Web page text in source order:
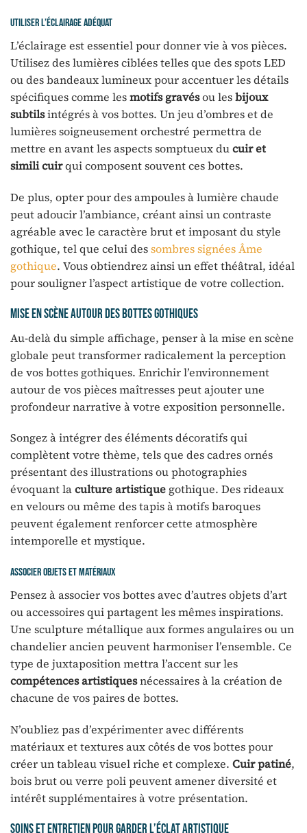
Utiliser l’éclairage adéquat
L’éclairage est essentiel pour donner vie à vos pièces.
Utilisez des lumières ciblées telles que des spots LED
ou des bandeaux lumineux pour accentuer les détails
spécifiques comme lesmotifs gravésou lesbijoux
subtilsintégrés à vos bottes. Un jeu d’ombres et de
lumières soigneusement orchestré permettra de
mettre en avant les aspects somptueux ducuir et
simili cuirqui composent souvent ces bottes.
De plus, opter pour des ampoules à lumière chaude
peut adoucir l’ambiance, créant ainsi un contraste
agréable avec le caractère brut et imposant du style
gothique, tel que celui dessombres signées Âme
gothique. Vous obtiendrez ainsi un effet théâtral, idéal
pour souligner l’aspect artistique de votre collection.
Mise en scène autour des bottes gothiques
Au-delà du simple affichage, penser à la mise en scène
globale peut transformer radicalement la perception
de vos bottes gothiques. Enrichir l’environnement
autour de vos pièces maîtresses peut ajouter une
profondeur narrative à votre exposition personnelle.
Songez à intégrer des éléments décoratifs qui
complètent votre thème, tels que des cadres ornés
présentant des illustrations ou photographies
évoquant laculture artistique gothique. Des rideaux
en velours ou même des tapis à motifs baroques
peuvent également renforcer cette atmosphère
intemporelle et mystique.
Associer objets et matériaux
Pensez à associer vos bottes avec d’autres objets d’art
ou accessoires qui partagent les mêmes inspirations.
Une sculpture métallique aux formes angulaires ou un
chandelier ancien peuvent harmoniser l’ensemble. Ce
type de juxtaposition mettra l’accent sur les
compétences artistiquesnécessaires à la création de
chacune de vos paires de bottes.
N’oubliez pas d’expérimenter avec différents
matériaux et textures aux côtés de vos bottes pour
créer un tableau visuel riche et complexe. Cuir patiné,
bois brut ou verre poli peuvent amener diversité et
intérêt supplémentaires à votre présentation.
Soins et entretien pour garder l’éclat artistique